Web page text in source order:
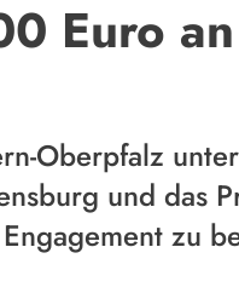
Euro
Oberpfalz
und das
zu